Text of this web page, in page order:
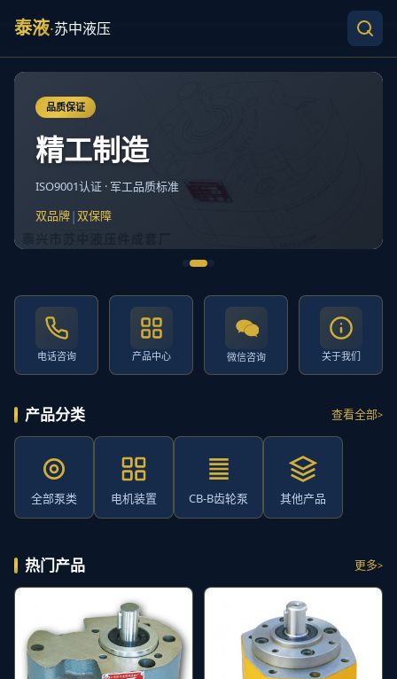
泰液·苏中液压
品质保证
精工制造
ISO9001认证 · 军工品质标准
双品牌|双保障
电话咨询 产品中心 微信咨询 关于我们
产品分类 查看全部
全部泵类 电机装置 CB-B齿轮泵 其他产品
热门产品 更多